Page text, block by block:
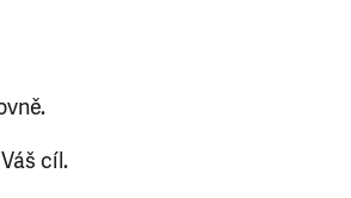
cíl.